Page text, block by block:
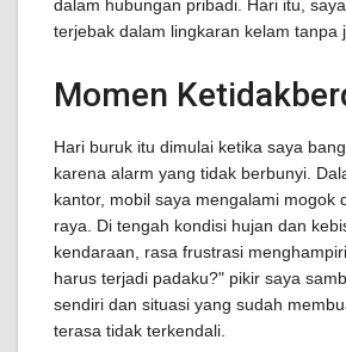
dalam hubungan pribadi. Hari itu,
terjebak dalam lingkaran kelam tanpa
Momen
Hari buruk itu dimulai ketika saya
karena alarm yang tidak berbunyi.
kantor, mobil saya mengalami mogok
raya. Di tengah kondisi hujan dan
kendaraan, rasa frustrasi
harus terjadi padaku?" pikir saya
sendiri dan situasi yang sudah
terasa tidak terkendali.